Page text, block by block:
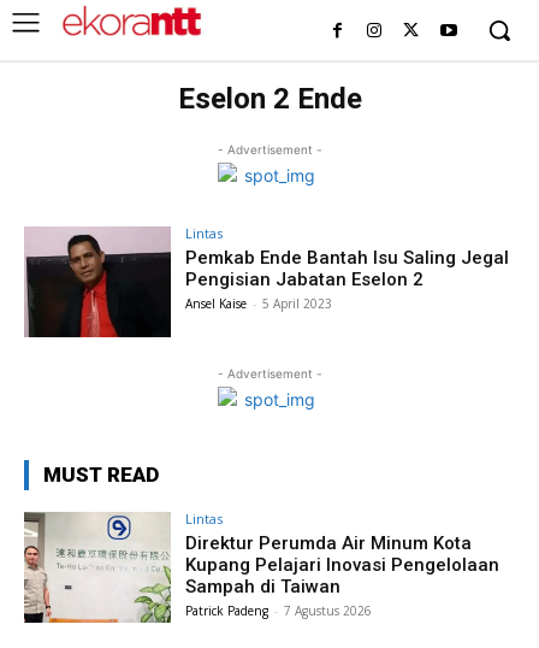
Eselon 2 Ende
- Advertisement -
Lintas
Pemkab Ende Bantah Isu Saling Jegal
Pengisian Jabatan Eselon 2
Ansel Kaise - 5 April 2023
- Advertisement -
MUST READ
Lintas
Direktur Perumda Air Minum Kota
Kupang Pelajari Inovasi Pengelolaan
Sampah di Taiwan
Patrick Padeng - 7 Agustus 2026